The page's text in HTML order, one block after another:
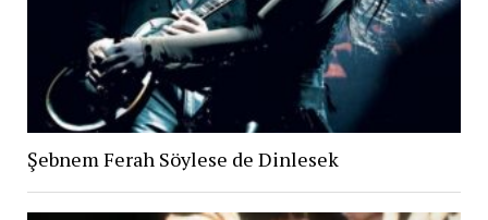
Şebnem Ferah Söylese de Dinlesek